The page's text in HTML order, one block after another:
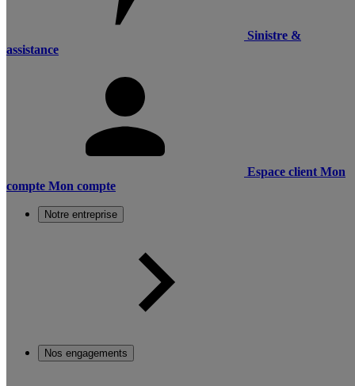
Sinistre &
assistance
Espace client Mon
compte Mon compte
Notre entreprise
Nos engagements